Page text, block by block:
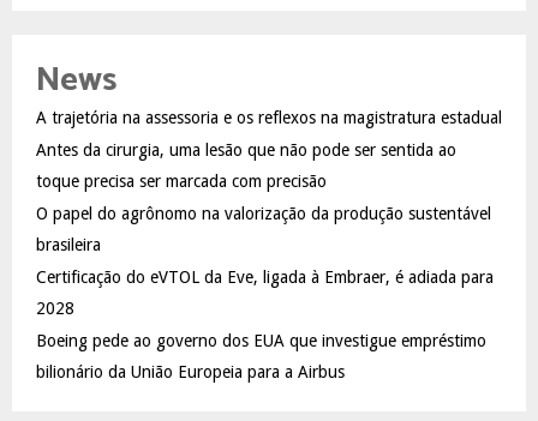
h
o
r
:
A
C
News
A trajetória na assessoria e os reflexos na magistratura estadual
Antes da cirurgia, uma lesão que não pode ser sentida ao
toque precisa ser marcada com precisão
O papel do agrônomo na valorização da produção sustentável
brasileira
Certificação do eVTOL da Eve, ligada à Embraer, é adiada para
2028
Boeing pede ao governo dos EUA que investigue empréstimo
bilionário da União Europeia para a Airbus